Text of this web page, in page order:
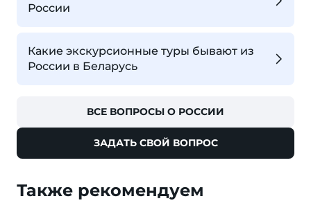
России
Какие экскурсионные туры бывают из
России в Беларусь
ВСЕ ВОПРОСЫ О РОССИИ
ЗАДАТЬ СВОЙ ВОПРОС
Также рекомендуем